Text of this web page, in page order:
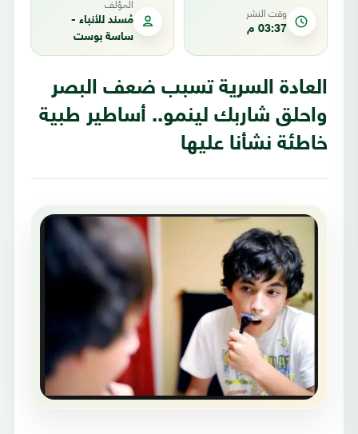
وقت النشر
03:37 م
مُسند للأنباء -
ساسة بوست
العادة السرية تسبب ضعف البصر
واحلق شاربك لينمو.. أساطير طبية
خاطئة نشأنا عليها